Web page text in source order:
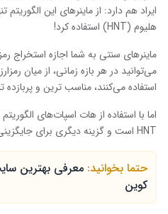
ایراد هم دارد: از ماینرهای این الگوریتم
هلیوم (HNT) استفاده کرد!
ماینرهای سنتی به شما اجازه استخراج
می‌توانید در هر بازه زمانی، از میان
استفاده می‌کنند، مناسب ترین و پربازده
اما با استفاده از هات اسپات‌های
HNT است و گزینه دیگری برای
حتما بخوانید: معرفی بهترین
کوین